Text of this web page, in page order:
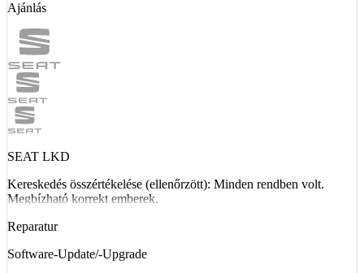
Ajánlás
SEAT LKD
Kereskedés összértékelése (ellenőrzött): Minden rendben volt.
Megbízható korrekt emberek.
Reparatur
Software-Update/-Upgrade